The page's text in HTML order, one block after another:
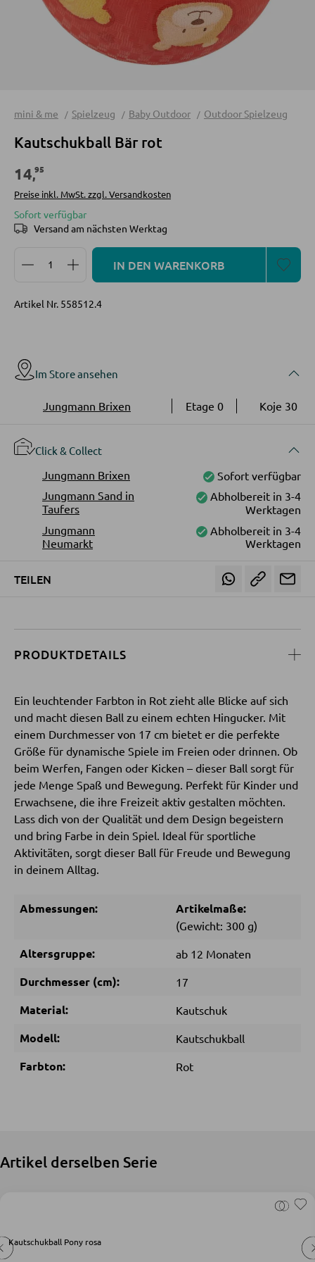
Sofa Zubehör
Highboards
REGALE
Wandregale
Bücherregale
Holzregale
WOHNWÄNDE
Anbauwände
TV-MÖBEL
TV-Elemente
Polstersessel
Relaxsessel
Ohrensessel
Fernsehsessel
HOCKER
Sitzhocker
Barhocker
Poufs
SCHLAFEN
Nachttische
Spots und Strahler
Wandleuchten
Hängeleuchten
LED BELEUCHTUNG
LED-Deckenleuchten
LED-Wandleuchten
LED-Hängeleuchten
LED-Strahler und LED-Spots
LED-Tischleuchten
Außenleuchten
Solarleuchten
LEUCHTENSERIEN
0472 270 000
Mo-Fr, 09:00
- 18:00 Uhr
mini & me Spielzeug Baby Outdoor Outdoor Spielzeug
Kautschukball Bär rot
14,95
Preise inkl. MwSt. zzgl. Versandkosten
Sofort verfügbar
Versand am nächsten Werktag
Produkt Anzahl: Gib den gewünschten Wert ein
IN DEN WARENKORB
Artikel Nr. 558512.4
Im Store ansehen
Jungmann Brixen Etage 0 Koje 30
Click & Collect
Jungmann Brixen
Sofort verfügbar
Jungmann Sand in
Taufers
Abholbereit in 3-4
Werktagen
Jungmann
Neumarkt
Abholbereit in 3-4
Werktagen
TEILEN
PRODUKTDETAILS
Ein leuchtender Farbton in Rot zieht alle Blicke auf sich
und macht diesen Ball zu einem echten Hingucker. Mit
einem Durchmesser von 17 cm bietet er die perfekte
Größe für dynamische Spiele im Freien oder drinnen. Ob
beim Werfen, Fangen oder Kicken – dieser Ball sorgt für
jede Menge Spaß und Bewegung. Perfekt für Kinder und
Erwachsene, die ihre Freizeit aktiv gestalten möchten.
Lass dich von der Qualität und dem Design begeistern
und bring Farbe in dein Spiel. Ideal für sportliche
Aktivitäten, sorgt dieser Ball für Freude und Bewegung
in deinem Alltag.
Abmessungen: Artikelmaße:
(Gewicht: 300 g)
Altersgruppe: ab 12 Monaten
Durchmesser (cm): 17
Material: Kautschuk
Modell: Kautschukball
Farbton: Rot
Artikel derselben Serie
Kautschukball Pony rosa